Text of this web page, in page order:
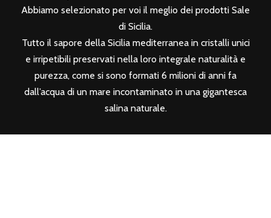
Abbiamo selezionato per voi il meglio dei prodotti Sale
di Sicilia.
Tutto il sapore della Sicilia mediterranea in cristalli unici
e irripetibili preservati nella loro integrale naturalità e
purezza, come si sono formati 6 milioni di anni fa
dall’acqua di un mare incontaminato in una gigantesca
salina naturale.